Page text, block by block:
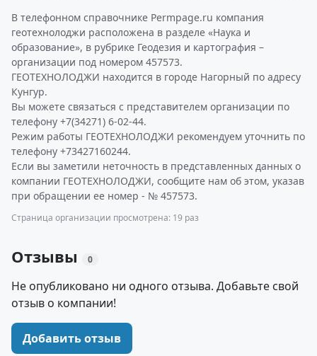
В телефонном справочнике Permpage.ru компания
геотехнолоджи расположена в разделе «Наука и
образование», в рубрике Геодезия и картография –
организации под номером 457573.
ГЕОТЕХНОЛОДЖИ находится в городе Нагорный по адресу
Кунгур.
Вы можете связаться с представителем организации по
телефону +7(34271) 6-02-44.
Режим работы ГЕОТЕХНОЛОДЖИ рекомендуем уточнить по
телефону +73427160244.
Если вы заметили неточность в представленных данных о
компании ГЕОТЕХНОЛОДЖИ, сообщите нам об этом, указав
при обращении ее номер - № 457573.
Страница организации просмотрена: 19 раз
Отзывы 0
Не опубликовано ни одного отзыва. Добавьте свой
отзыв о компании!
Добавить отзыв